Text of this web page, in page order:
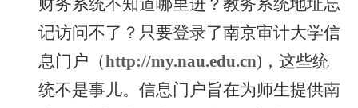
财务系统不知道哪里进？教务系统地址忘
记访问不了？只要登录了南京审计大学信
息门户（http://my.nau.edu.cn)，这些统
统不是事儿。信息门户旨在为师生提供南